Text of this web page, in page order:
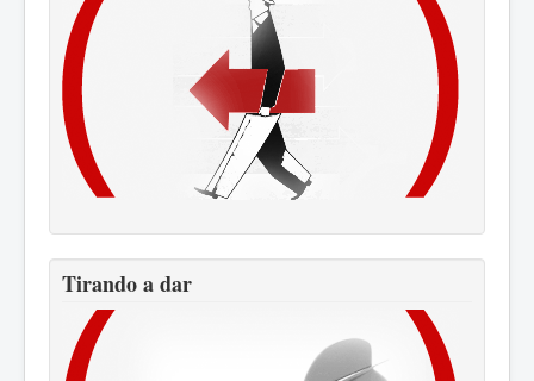
Tirando a dar